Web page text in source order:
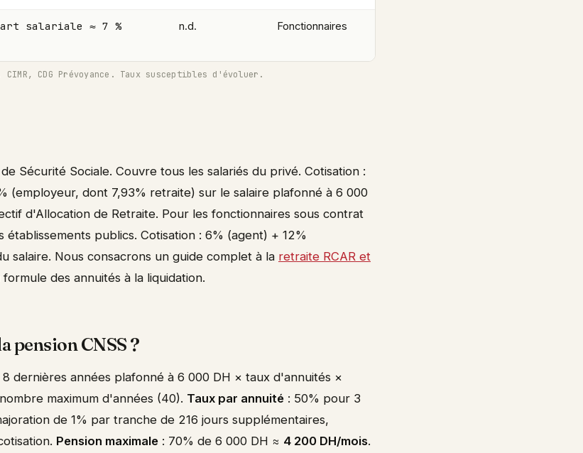
salariale ≈ 7 % n.d. Fonctionnaires
CDG Prévoyance. Taux susceptibles d'évoluer.
de Sécurité Sociale. Couvre tous les salariés du privé. Cotisation :
(employeur, dont 7,93% retraite) sur le salaire plafonné à 6 000
d'Allocation de Retraite. Pour les fonctionnaires sous contrat
publics. Cotisation : 6% (agent) + 12%
salaire. Nous consacrons un guide complet à la retraite RCAR et
formule des annuités à la liquidation.
pension CNSS ?
dernières années plafonné à 6 000 DH × taux d'annuités ×
maximum d'années (40). Taux par annuité : 50% pour 3
de 1% par tranche de 216 jours supplémentaires,
Pension maximale : 70% de 6 000 DH ≈ 4 200 DH/mois.